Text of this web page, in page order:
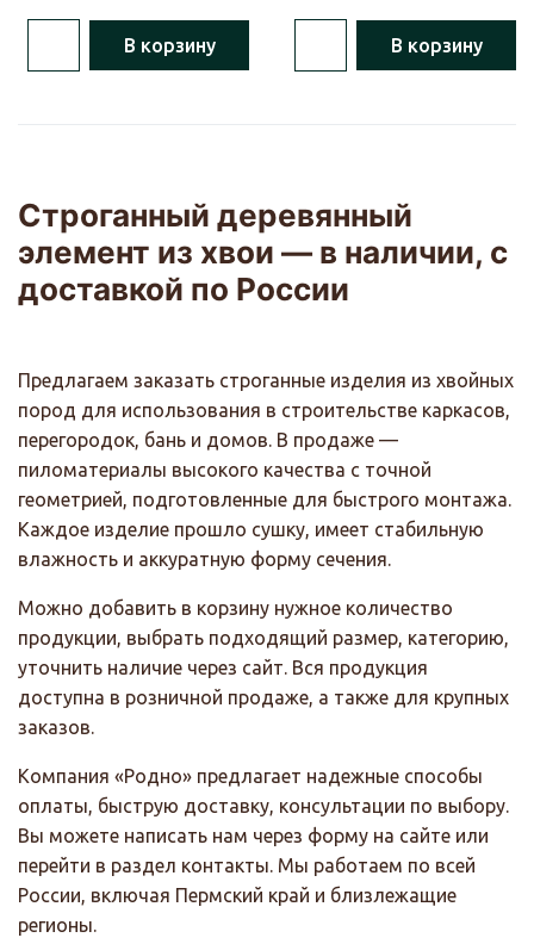
В корзину В корзину
Строганный деревянный
элемент из хвои — в наличии, с
доставкой по России
Предлагаем заказать строганные изделия из хвойных
пород для использования в строительстве каркасов,
перегородок, бань и домов. В продаже —
пиломатериалы высокого качества с точной
геометрией, подготовленные для быстрого монтажа.
Каждое изделие прошло сушку, имеет стабильную
влажность и аккуратную форму сечения.
Можно добавить в корзину нужное количество
продукции, выбрать подходящий размер, категорию,
уточнить наличие через сайт. Вся продукция
доступна в розничной продаже, а также для крупных
заказов.
Компания «Родно» предлагает надежные способы
оплаты, быструю доставку, консультации по выбору.
Вы можете написать нам через форму на сайте или
перейти в раздел контакты. Мы работаем по всей
России, включая Пермский край и близлежащие
регионы.